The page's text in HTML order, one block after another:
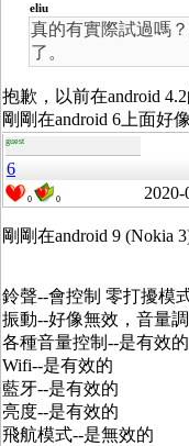
eliu
真的有實際試過嗎
了。
抱歉，以前在android
剛剛在android 6上面好
guest
6
0 0 2020-
剛剛在android 9 (Nokia
鈴聲--會控制 零打擾模
振動--好像無效，音量
各種音量控制--是有效
Wifi--是有效的
藍牙--是有效的
亮度--是有效的
飛航模式--是無效的